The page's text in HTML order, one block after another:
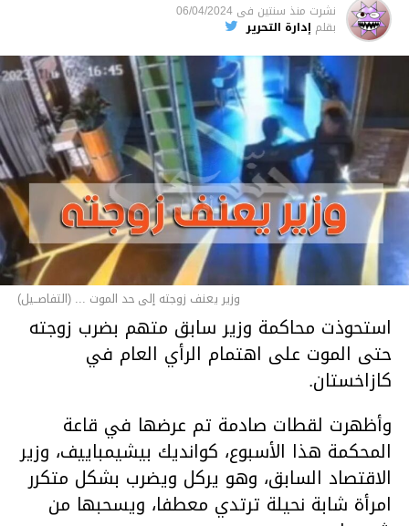
نشرت منذ سنتين فى 06/04/2024
بقلم إدارة التحرير
وزير يعنف زوجته إلى حد الموت ... (التفاصــيل)
استحوذت محاكمة وزير سابق متهم بضرب زوجته
حتى الموت على اهتمام الرأي العام في
كازاخستان.
وأظهرت لقطات صادمة تم عرضها في قاعة
المحكمة هذا الأسبوع، كوانديك بيشيمباييف، وزير
الاقتصاد السابق، وهو يركل ويضرب بشكل متكرر
امرأة شابة نحيلة ترتدي معطفا، ويسحبها من